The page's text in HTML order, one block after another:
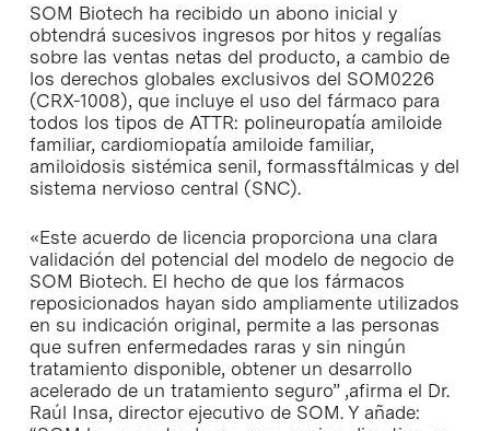
SOM Biotech ha recibido un abono inicial y
obtendrá sucesivos ingresos por hitos y regalías
sobre las ventas netas del producto, a cambio de
los derechos globales exclusivos del SOM0226
(CRX-1008), que incluye el uso del fármaco para
todos los tipos de ATTR: polineuropatía amiloide
familiar, cardiomiopatía amiloide familiar,
amiloidosis sistémica senil, formassftálmicas y del
sistema nervioso central (SNC).
«Este acuerdo de licencia proporciona una clara
validación del potencial del modelo de negocio de
SOM Biotech. El hecho de que los fármacos
reposicionados hayan sido ampliamente utilizados
en su indicación original, permite a las personas
que sufren enfermedades raras y sin ningún
tratamiento disponible, obtener un desarrollo
acelerado de un tratamiento seguro” ,afirma el Dr.
Raúl Insa, director ejecutivo de SOM. Y añade: